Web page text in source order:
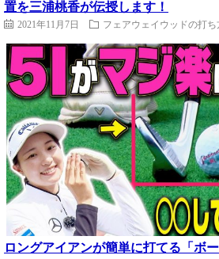
置を三浦桃香が伝授します！
2021年11月7日 フェアウェイウッドの打ち
ロングアイアンが簡単に打てる「ボ